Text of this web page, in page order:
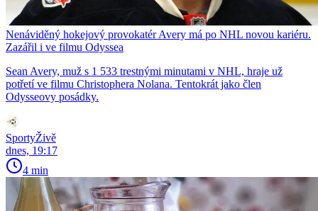
Nenáviděný hokejový provokatér Avery má po NHL novou kariéru.
Zazářil i ve filmu Odyssea
Sean Avery, muž s 1 533 trestnými minutami v NHL, hraje už
potřetí ve filmu Christophera Nolana. Tentokrát jako člen
Odysseovy posádky.
SportyŽivě
dnes, 19:17
4 min